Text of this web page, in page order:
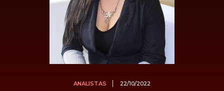
ANALISTAS 22/10/2022